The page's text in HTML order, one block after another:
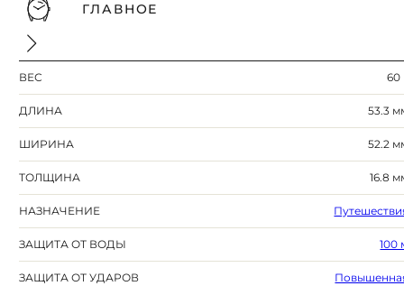
ГЛАВНОЕ
ВЕС 60
ДЛИНА 53.3
ШИРИНА 52.2
ТОЛЩИНА 16.8
НАЗНАЧЕНИЕ
ЗАЩИТА ОТ ВОДЫ 100
ЗАЩИТА ОТ УДАРОВ